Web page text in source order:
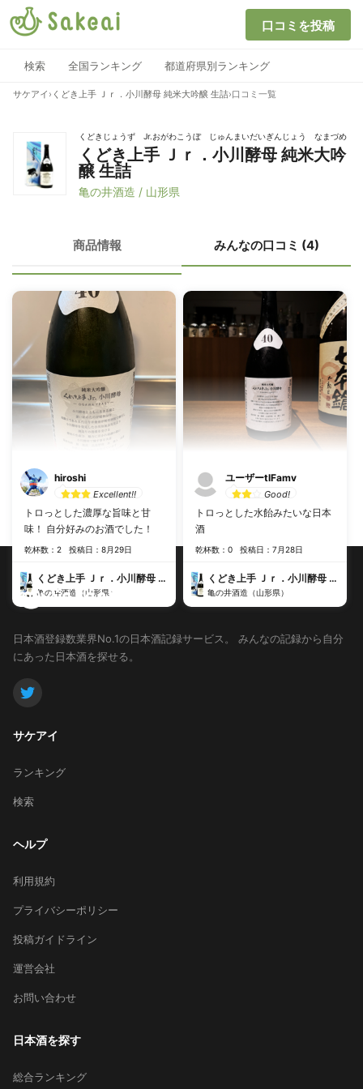
口コミを投稿
検索 全国ランキング 都道府県別ランキング
サケアイ › くどき上手 Ｊｒ．小川酵母 純米大吟醸 生詰›口コミ一覧
くどきじょうず Jr.おがわこうぼ じゅんまいだいぎんじょう なまづめ
くどき上手 Ｊｒ．小川酵母 純米大吟
醸 生詰
亀の井酒造 / 山形県
商品情報 みんなの口コミ (4)
hiroshi
Excellent!!
トロっとした濃厚な旨味と甘
味！ 自分好みのお酒でした！
乾杯数：2 投稿日：8月29日
くどき上手 Ｊｒ．小川酵母 純米大吟醸 生詰
亀の井酒造（山形県）
ユーザーtlFamv
Good!
トロっとした水飴みたいな日本
酒
乾杯数：0 投稿日：7月28日
くどき上手 Ｊｒ．小川酵母 純米大吟醸 生詰
亀の井酒造（山形県）
日本酒登録数業界No.1の日本酒記録サービス。
みんなの記録から自分
にあった日本酒を探せる。
サケアイ
ランキング
検索
ヘルプ
利用規約
プライバシーポリシー
投稿ガイドライン
運営会社
お問い合わせ
日本酒を探す
総合ランキング